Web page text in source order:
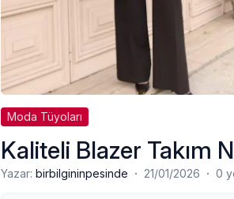
Moda Tüyoları
Kaliteli Blazer Takım
Yazar: birbilgininpesinde · 21/01/2026 · 0